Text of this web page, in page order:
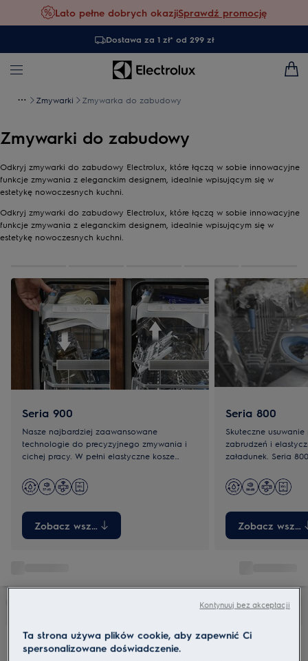
Lato pełne dobrych okazjiSprawdź promocję
Dostawa za 1 zł* od 299 zł
Zmywarki Zmywarka do zabudowy
Zmywarki do zabudowy
Odkryj zmywarki do zabudowy Electrolux, które łączą w sobie innowacyjne
funkcje zmywania z eleganckim designem, idealnie wpisującym się w
estetykę nowoczesnych kuchni.
Odkryj zmywarki do zabudowy Electrolux, które łączą w sobie innowacyjne
funkcje zmywania z eleganckim designem, idealnie wpisującym się w
estetykę nowoczesnych kuchni.
Seria 900
Nasze najbardziej zaawansowane
technologie do precyzyjnego zmywania i
cichej pracy. W pełni elastyczne kosze
Dostępne w wersji standardowej i
MaxiSpace.
Zobacz wszystkie
Seria 800
Skuteczne
zabrudzeń i
załadunek. Seria
Zobacz
Ta strona używa plików cookie, aby zapewnić Ci
spersonalizowane doświadczenie.
Kontynuuj bez akceptacji